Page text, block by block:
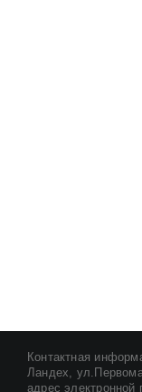
Контактная
Ландех,
адрес электронной